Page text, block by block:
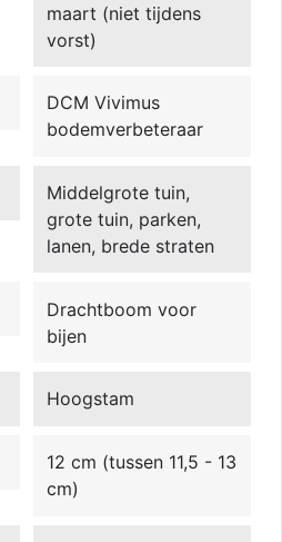
maart (niet tijdens
vorst)
DCM Vivimus
bodemverbeteraar
Middelgrote tuin,
grote tuin, parken,
lanen, brede straten
Drachtboom voor
bijen
Hoogstam
12 cm (tussen 11,5 - 13
cm)